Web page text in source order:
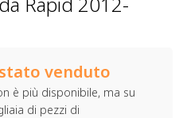
venduto
è più disponibile, ma su
di pezzi di